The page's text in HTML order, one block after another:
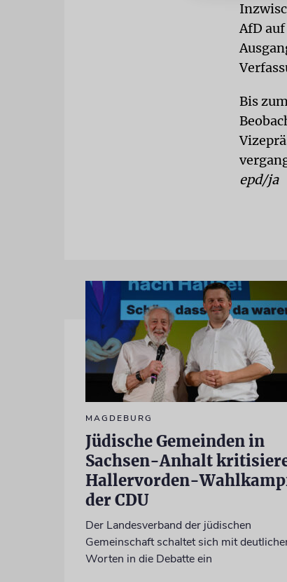
AfD
Bis
epd/ja
MAGDEBURG
Jüdische Gemeinden in
Sachsen-Anhalt
Hallervorden-
der CDU
Der Landesverband der jüdischen
Gemeinschaft schaltet sich mit
Worten in die Debatte ein